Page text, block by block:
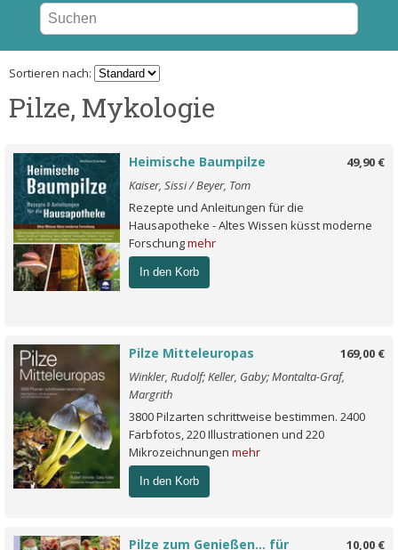
Sortieren nach:
Pilze, Mykologie
49,90 €
Heimische Baumpilze
Kaiser, Sissi / Beyer, Tom
Rezepte und Anleitungen für die
Hausapotheke - Altes Wissen küsst moderne
Forschungmehr
In den Korb
169,00 €
Pilze Mitteleuropas
Winkler, Rudolf; Keller, Gaby; Montalta-Graf,
Margrith
3800 Pilzarten schrittweise bestimmen. 2400
Farbfotos, 220 Illustrationen und 220
Mikrozeichnungen mehr
In den Korb
10,00 €
Pilze zum Genießen... für